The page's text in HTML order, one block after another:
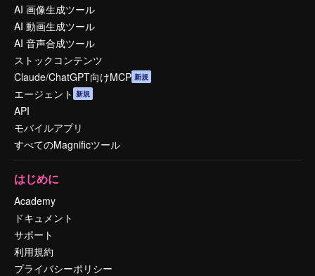
AI 画像生成ツール
AI 動画生成ツール
AI 音声合成ツール
ストックコンテンツ
Claude/ChatGPT向けMCP 新規
エージェント 新規
API
モバイルアプリ
すべてのMagnificツール
はじめに
Academy
ドキュメント
サポート
利用規約
プライバシーポリシー